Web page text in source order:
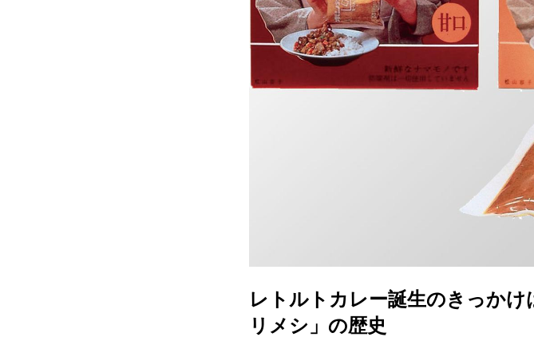
レトルトカレー誕生のきっか
リメシ」の歴史